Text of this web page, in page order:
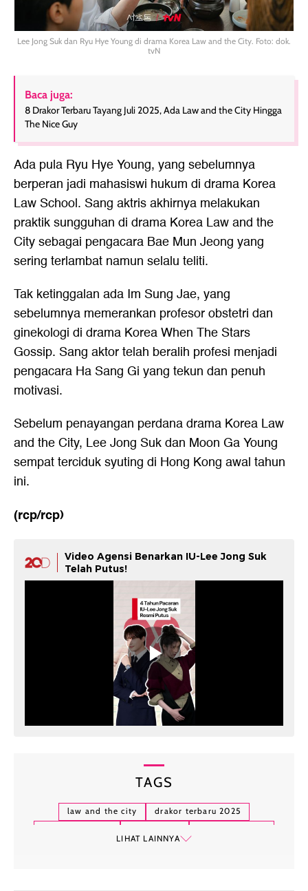
Lee Jong Suk dan Ryu Hye Young di drama Korea Law and the City. Foto: dok.
tvN
Baca juga:
8 Drakor Terbaru Tayang Juli 2025, Ada Law and the City Hingga
The Nice Guy
Ada pula Ryu Hye Young, yang sebelumnya
berperan jadi mahasiswi hukum di drama Korea
Law School. Sang aktris akhirnya melakukan
praktik sungguhan di drama Korea Law and the
City sebagai pengacara Bae Mun Jeong yang
sering terlambat namun selalu teliti.
Tak ketinggalan ada Im Sung Jae, yang
sebelumnya memerankan profesor obstetri dan
ginekologi di drama Korea When The Stars
Gossip. Sang aktor telah beralih profesi menjadi
pengacara Ha Sang Gi yang tekun dan penuh
motivasi.
Sebelum penayangan perdana drama Korea Law
and the City, Lee Jong Suk dan Moon Ga Young
sempat terciduk syuting di Hong Kong awal tahun
ini.
(rcp/rcp)
Video Agensi Benarkan IU-Lee Jong Suk
Telah Putus!
TAGS
law and the city
drakor terbaru 2025
LIHAT LAINNYA